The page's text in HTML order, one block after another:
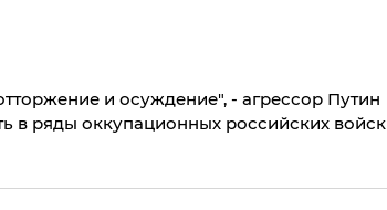
и осуждение", - агрессор Путин
в ряды оккупационных российских войск